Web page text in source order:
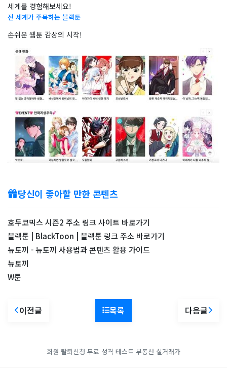
세계를 경험해보세요!
전 세계가 주목하는 블랙툰
손쉬운 웹툰 감상의 시작!
당신이 좋아할 만한 콘텐츠
호두코믹스 시즌2 주소 링크 사이트 바로가기
블랙툰 | BlackToon | 블랙툰 링크 주소 바로가기
뉴토끼 - 뉴토끼 사용법과 콘텐츠 활용 가이드
뉴토끼
W툰
이전글 목록 다음글
회원 탈퇴신청 무료 성격 테스트 부동산 실거래가